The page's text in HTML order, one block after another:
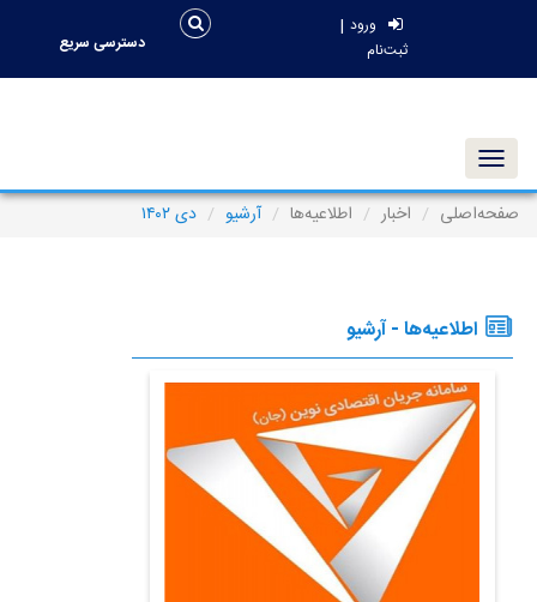
ورود |
ثبت‌نام دسترسی سریع
Toggle navigation
صفحه‌اصلی
اخبار اطلاعیه‌ها آرشیو دی ۱۴۰۲
اطلاعیه‌ها - آرشیو